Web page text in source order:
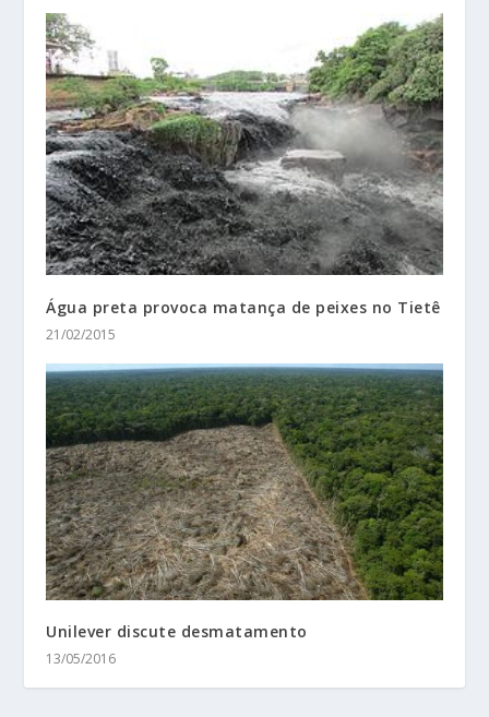
Água preta provoca matança de peixes no Tietê
21/02/2015
Unilever discute desmatamento
13/05/2016